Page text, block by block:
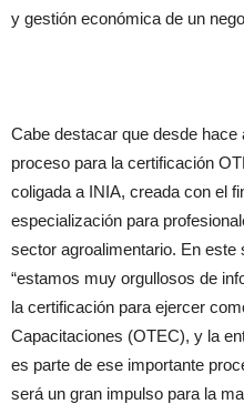
y gestión económica de un
Cabe destacar que desde
proceso para la certificación
coligada a INIA, creada con el
especialización para
sector agroalimentario. En
“estamos muy orgullosos de
la certificación para ejercer
Capacitaciones (OTEC), y la
es parte de ese importante
será un gran impulso para la